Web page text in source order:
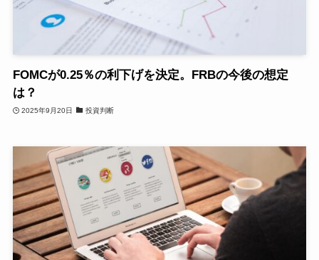
FOMCが0.25％の利下げを決定。FRBの今後の想定
は？
2025年9月20日 投資判断